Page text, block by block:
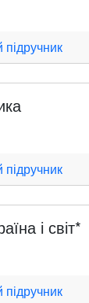
і світ*